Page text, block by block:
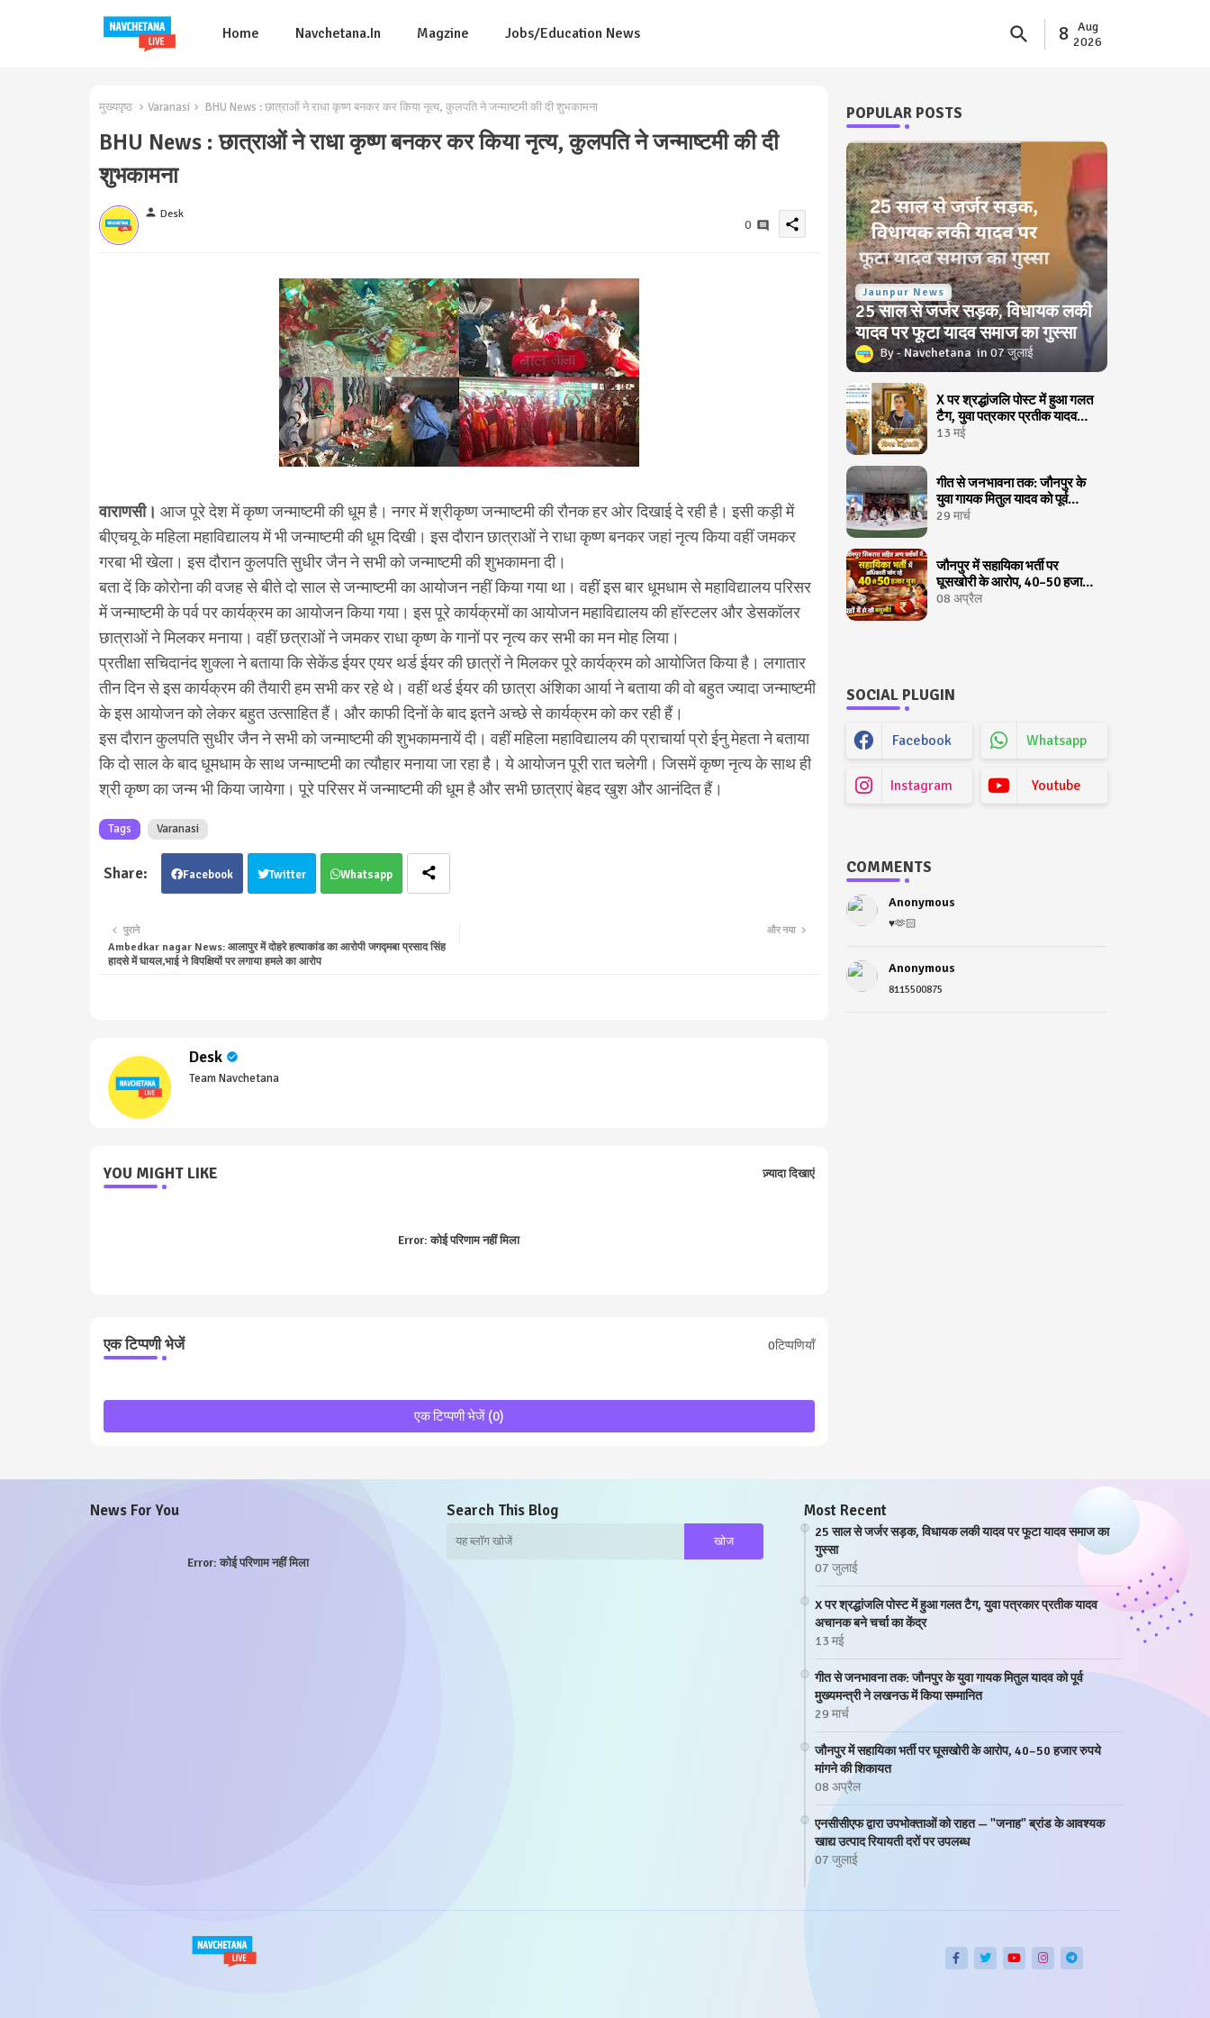
Home Navchetana.in Magzine Jobs/Education News 8 Aug
2026
मुख्यपृष्ठ Varanasi BHU News : छात्राओं ने राधा कृष्ण बनकर कर किया नृत्य, कुलपति ने जन्माष्टमी की दी शुभकामना
BHU News : छात्राओं ने राधा कृष्ण बनकर कर किया नृत्य, कुलपति ने जन्माष्टमी की दी
शुभकामना
person Desk
0 share
वाराणसी। आज पूरे देश में कृष्ण जन्माष्टमी की धूम है। नगर में श्रीकृष्ण जन्माष्टमी की रौनक हर ओर दिखाई दे रही है। इसी कड़ी में
बीएचयू के महिला महाविद्यालय में भी जन्माष्टमी की धूम दिखी। इस दौरान छात्राओं ने राधा कृष्ण बनकर जहां नृत्य किया वहीं जमकर
गरबा भी खेला। इस दौरान कुलपति सुधीर जैन ने सभी को जन्माष्टमी की शुभकामना दी।
बता दें कि कोरोना की वजह से बीते दो साल से जन्माष्टमी का आयोजन नहीं किया गया था। वहीं इस बार धूमधाम से महाविद्यालय परिसर
में जन्माष्टमी के पर्व पर कार्यक्रम का आयोजन किया गया। इस पूरे कार्यक्रमों का आयोजन महाविद्यालय की हॉस्टलर और डेसकॉलर
छात्राओं ने मिलकर मनाया। वहीं छत्राओं ने जमकर राधा कृष्ण के गानों पर नृत्य कर सभी का मन मोह लिया।
प्रतीक्षा सचिदानंद शुक्ला ने बताया कि सेकेंड ईयर एयर थर्ड ईयर की छात्रों ने मिलकर पूरे कार्यक्रम को आयोजित किया है। लगातार
तीन दिन से इस कार्यक्रम की तैयारी हम सभी कर रहे थे। वहीं थर्ड ईयर की छात्रा अंशिका आर्या ने बताया की वो बहुत ज्यादा जन्माष्टमी
के इस आयोजन को लेकर बहुत उत्साहित हैं। और काफी दिनों के बाद इतने अच्छे से कार्यक्रम को कर रही हैं।
इस दौरान कुलपति सुधीर जैन ने सभी को जन्माष्टमी की शुभकामनायें दी। वहीं महिला महाविद्यालय की प्राचार्या प्रो ईनु मेहता ने बताया
कि दो साल के बाद धूमधाम के साथ जन्माष्टमी का त्यौहार मनाया जा रहा है। ये आयोजन पूरी रात चलेगी। जिसमें कृष्ण नृत्य के साथ ही
श्री कृष्ण का जन्म भी किया जायेगा। पूरे परिसर में जन्माष्टमी की धूम है और सभी छात्राएं बेहद खुश और आनंदित हैं।
Tags Varanasi
Facebook Twitter Whatsapp
और नया
पुराने
Ambedkar nagar News: आलापुर में दोहरे हत्याकांड का आरोपी जगद्मबा प्रसाद सिंह
हादसे में घायल,भाई ने विपक्षियों पर लगाया हमले का आरोप
Desk
Team Navchetana
YOU MIGHT LIKE ज़्यादा दिखाएं
Error:कोई परिणाम नहीं मिला
एक टिप्पणी भेजें 0टिप्पणियाँ
एक टिप्पणी भेजें (0)
POPULAR POSTS
Jaunpur News
25 साल से जर्जर सड़क, विधायक लकी
यादव पर फूटा यादव समाज का गुस्सा
Navchetana 07 जुलाई
X पर श्रद्धांजलि पोस्ट में हुआ गलत
टैग, युवा पत्रकार प्रतीक यादव
अचानक बने चर्चा का केंद्र
13 मई
गीत से जनभावना तक: जौनपुर के
युवा गायक मितुल यादव को पूर्व
मुख्यमन्त्री ने लखनऊ में किया
29 मार्च
जौनपुर में सहायिका भर्ती पर
घूसखोरी के आरोप, 40–50 हजार
रुपये मांगने की शिकायत
08 अप्रैल
SOCIAL PLUGIN
Facebook Whatsapp
Instagram Youtube
COMMENTS
Anonymous
♥️🫶🏻
Anonymous
8115500875
News For You
Error: कोई परिणाम नहीं मिला
Search This Blog Most Recent
25 साल से जर्जर सड़क, विधायक लकी यादव पर फूटा यादव समाज का
गुस्सा
07 जुलाई
X पर श्रद्धांजलि पोस्ट में हुआ गलत टैग, युवा पत्रकार प्रतीक यादव
अचानक बने चर्चा का केंद्र
13 मई
गीत से जनभावना तक: जौनपुर के युवा गायक मितुल यादव को पूर्व
मुख्यमन्त्री ने लखनऊ में किया सम्मानित
29 मार्च
जौनपुर में सहायिका भर्ती पर घूसखोरी के आरोप, 40–50 हजार रुपये
मांगने की शिकायत
08 अप्रैल
एनसीसीएफ द्वारा उपभोक्ताओं को राहत — "जनाह" ब्रांड के आवश्यक
खाद्य उत्पाद रियायती दरों पर उपलब्ध
07 जुलाई